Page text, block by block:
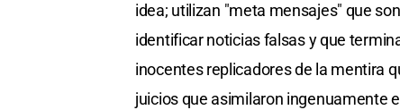
idea; utilizan "meta mensajes" que
identificar noticias falsas y que
inocentes replicadores de la mentira
juicios que asimilaron ingenuamente